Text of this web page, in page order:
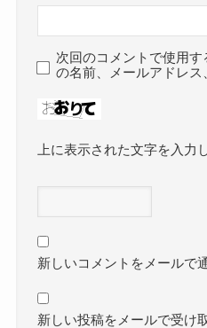
次回のコメントで使用
の名前、メールアドレス
上に表示された文字を入力
新しいコメントをメールで
新しい投稿をメールで受け